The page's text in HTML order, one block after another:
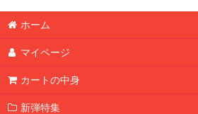
ホーム
マイページ
カートの中身
新弾特集